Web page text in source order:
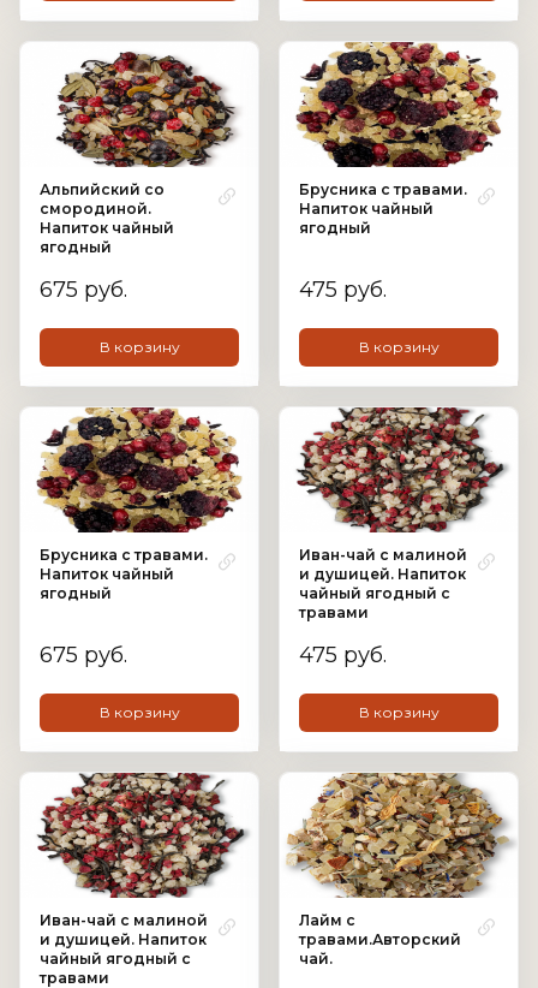
Альпийский со
смородиной.
Напиток чайный
ягодный
675 руб.
В корзину
Брусника с травами.
Напиток чайный
ягодный
475 руб.
В корзину
Брусника с травами.
Напиток чайный
ягодный
675 руб.
В корзину
Иван-чай с малиной
и душицей. Напиток
чайный ягодный с
травами
475 руб.
В корзину
Иван-чай с малиной
и душицей. Напиток
чайный ягодный с
травами
Лайм с
травами.Авторский
чай.